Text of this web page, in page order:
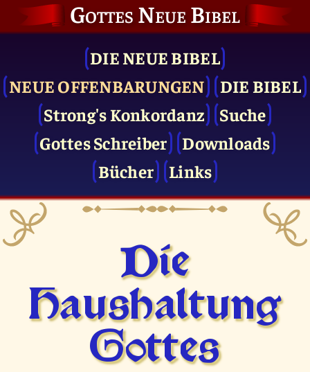
Gottes Neue Bibel
DIE NEUE BIBEL
NEUE OFFENBARUNGEN
DIE BIBEL
Strong's Konkordanz
Suche
Gottes Schreiber
Downloads
Bücher
Links
Die
Haushaltung
Gottes